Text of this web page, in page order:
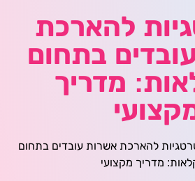
להארכת
בתחום
מדריך
להארכת אשרות עובדים בתחום
מדריך מקצועי